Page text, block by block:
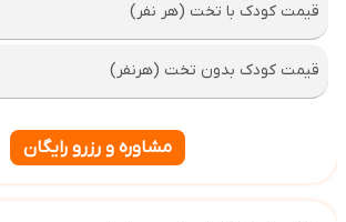
قیمت کودک با تخت (هر نفر)
قیمت کودک بدون تخت (هرنفر)
مشاوره و رزرو رایگان